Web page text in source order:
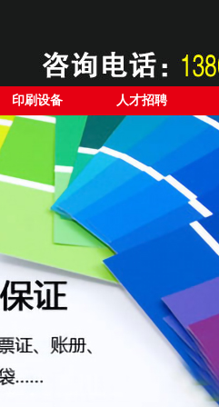
印刷设备 人才招聘